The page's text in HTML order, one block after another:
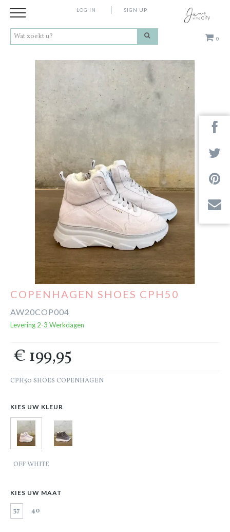
0
LOG IN SIGN UP
Kleding
Schoenen
Accessoires
Merken
Cadeaubon
Outlet
Next
COPENHAGEN SHOES CPH50
AW20COP004
Levering 2-3 Werkdagen
€ 199,95
CPH50 SHOES COPENHAGEN
KIES UW KLEUR
OFF WHITE
KIES UW MAAT
37 40